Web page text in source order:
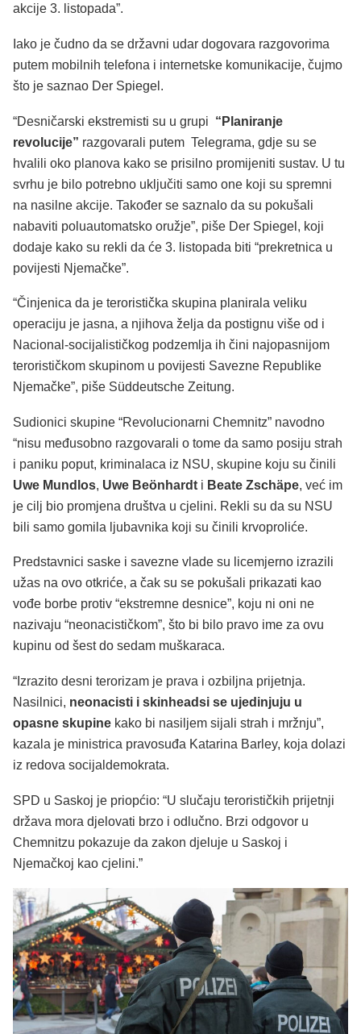
akcije 3. listopada”.
Iako je čudno da se državni udar dogovara razgovorima
putem mobilnih telefona i internetske komunikacije, čujmo
što je saznao Der Spiegel.
“Desničarski ekstremisti su u grupi “Planiranje
revolucije” razgovarali putem Telegrama, gdje su se
hvalili oko planova kako se prisilno promijeniti sustav. U tu
svrhu je bilo potrebno uključiti samo one koji su spremni
na nasilne akcije. Također se saznalo da su pokušali
nabaviti poluautomatsko oružje”, piše Der Spiegel, koji
dodaje kako su rekli da će 3. listopada biti “prekretnica u
povijesti Njemačke”.
“Činjenica da je teroristička skupina planirala veliku
operaciju je jasna, a njihova želja da postignu više od i
Nacional-socijalističkog podzemlja ih čini najopasnijom
terorističkom skupinom u povijesti Savezne Republike
Njemačke”, piše Süddeutsche Zeitung.
Sudionici skupine “Revolucionarni Chemnitz” navodno
“nisu međusobno razgovarali o tome da samo posiju strah
i paniku poput, kriminalaca iz NSU, skupine koju su činili
Uwe Mundlos, Uwe Beönhardt i Beate Zschäpe, već im
je cilj bio promjena društva u cjelini. Rekli su da su NSU
bili samo gomila ljubavnika koji su činili krvoproliće.
Predstavnici saske i savezne vlade su licemjerno izrazili
užas na ovo otkriće, a čak su se pokušali prikazati kao
vođe borbe protiv “ekstremne desnice”, koju ni oni ne
nazivaju “neonacističkom”, što bi bilo pravo ime za ovu
kupinu od šest do sedam muškaraca.
“Izrazito desni terorizam je prava i ozbiljna prijetnja.
Nasilnici, neonacisti i skinheadsi se ujedinjuju u
opasne skupine kako bi nasiljem sijali strah i mržnju”,
kazala je ministrica pravosuđa Katarina Barley, koja dolazi
iz redova socijaldemokrata.
SPD u Saskoj je priopćio: “U slučaju terorističkih prijetnji
država mora djelovati brzo i odlučno. Brzi odgovor u
Chemnitzu pokazuje da zakon djeluje u Saskoj i
Njemačkoj kao cjelini.”